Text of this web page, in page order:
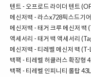
텐트 - 오프로드 라이더 텐트
메신저백 - 라스x728픽스드기
메신저백 - 태거 크루 메신저
액세서리 - 태거 백 액세서리
메신저백 - 티레벨 메신저 백
백팩 - 티레벨 허큘러스 확장형
백팩 - 티레벨 인피니티 롤탑